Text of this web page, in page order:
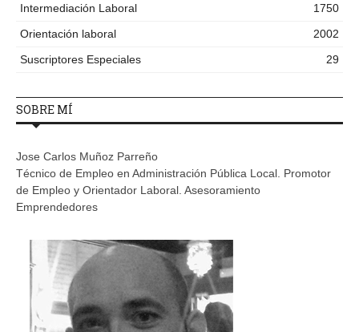
Intermediación Laboral
1750
Orientación laboral
2002
Suscriptores Especiales
29
SOBRE MÍ
Jose Carlos Muñoz Parreño
Técnico de Empleo en Administración Pública Local. Promotor
de Empleo y Orientador Laboral. Asesoramiento
Emprendedores